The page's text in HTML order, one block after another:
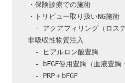
・保険診療での施術
・トリビュー取り扱いNG施術
- アクアフィリング（ロス
非吸収性物質注入
- ヒアルロン酸豊胸
- bFGF使用豊胸（血液豊胸
- PRP＋bFGF